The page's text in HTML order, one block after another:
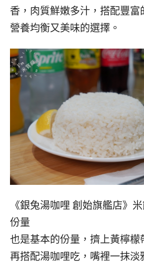
香，肉質鮮嫩多汁，搭配豐富
營養均衡又美味的選擇。
《銀兔湯咖哩 創始旗艦店》
份量
也是基本的份量，擠上黃檸檬
再搭配湯咖哩吃，嘴裡一抹淡